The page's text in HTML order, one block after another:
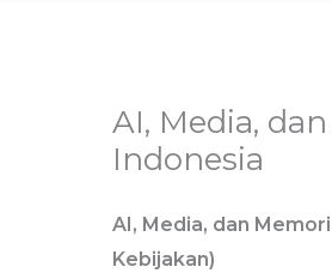
AI, Media,
Indonesia
AI, Media, dan
Kebijakan)